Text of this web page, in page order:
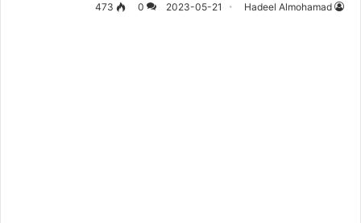
Hadeel Almohamad
2023-05-21
0
473